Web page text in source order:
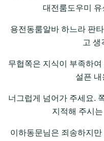
대전룸도우미
용전동룸알바 하느라 판
고 생
무협쪽은 지식이 부족하
설픈 내
너그럽게 넘어가 주세요.
지적해 주시
이하동문님은 죄송하지만